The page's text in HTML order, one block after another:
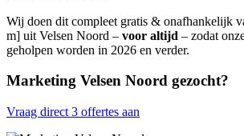
Wij doen dit compleet gratis & onafhankelijk
m] uit Velsen Noord – voor altijd – zodat
geholpen worden in 2026 en verder.
Marketing Velsen Noord gezocht?
Vraag direct 3 offertes aan